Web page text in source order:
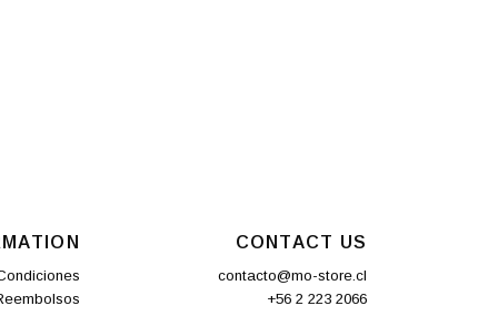
CONTACT US
contacto@mo-store.cl
+56 2 223 2066